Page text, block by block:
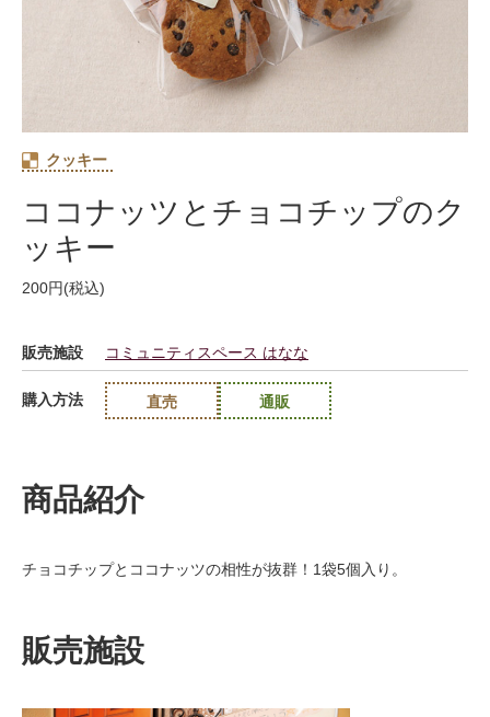
クッキー
ココナッツとチョコチップのク
ッキー
200円(税込)
販売施設 コミュニティスペース はなな
購入方法 直売 通販
商品紹介
チョコチップとココナッツの相性が抜群！1袋5個入り。
販売施設